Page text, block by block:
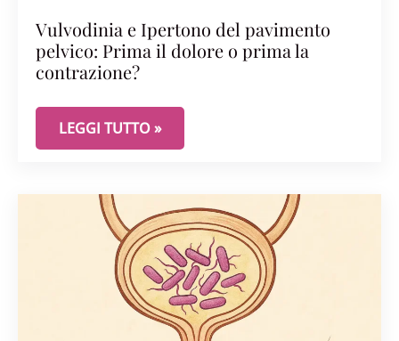
Vulvodinia e Ipertono del pavimento
pelvico: Prima il dolore o prima la
contrazione?
VULVODINIA E IPERTONO DEL PAVIMENTO
LEGGI TUTTO »